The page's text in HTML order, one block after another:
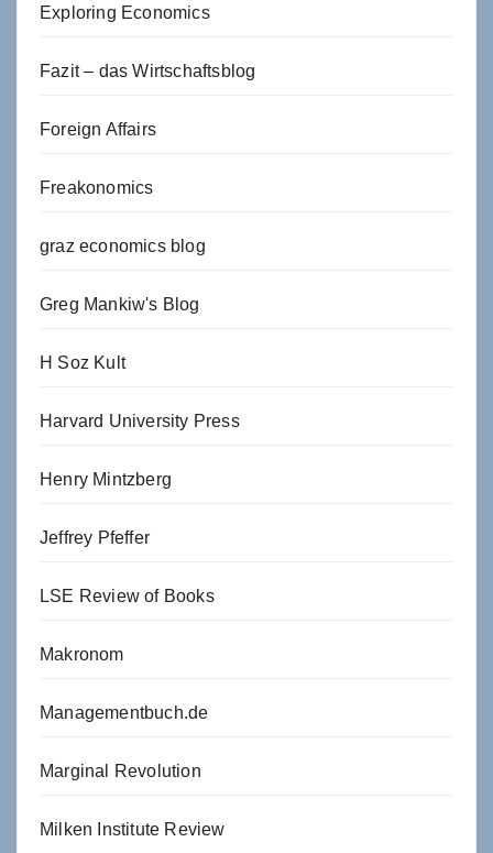
Exploring Economics
Fazit – das Wirtschaftsblog
Foreign Affairs
Freakonomics
graz economics blog
Greg Mankiw's Blog
H Soz Kult
Harvard University Press
Henry Mintzberg
Jeffrey Pfeffer
LSE Review of Books
Makronom
Managementbuch.de
Marginal Revolution
Milken Institute Review